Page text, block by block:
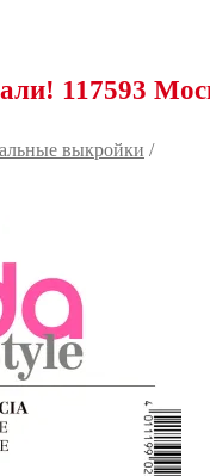
Москва,
выкройки /